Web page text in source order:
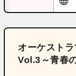
オーケスト
Vol.3～青春